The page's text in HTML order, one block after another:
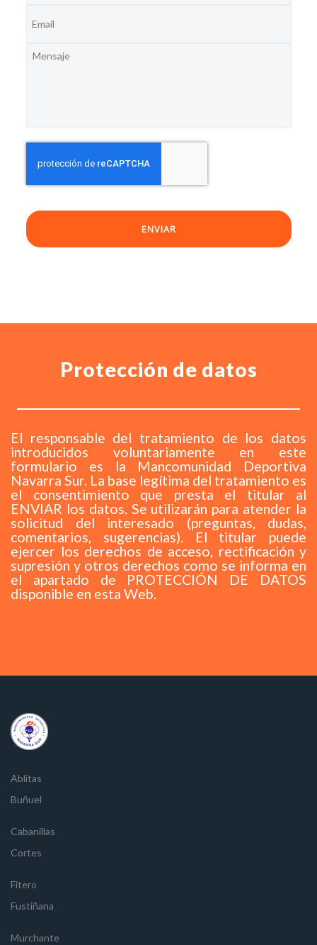
Protección de datos
El responsable del tratamiento de los datos
introducidos voluntariamente en este
formulario es la Mancomunidad Deportiva
Navarra Sur. La base legítima del tratamiento es
el consentimiento que presta el titular al
ENVIAR los datos. Se utilizarán para atender la
solicitud del interesado (preguntas, dudas,
comentarios, sugerencias). El titular puede
ejercer los derechos de acceso, rectificación y
supresión y otros derechos como se informa en
el apartado de PROTECCIÓN DE DATOS
disponible en esta Web.
Ablitas
Buñuel
Cabanillas
Cortes
Fitero
Fustiñana
Murchante